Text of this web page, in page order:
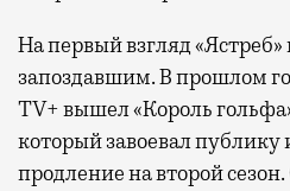
На первый взгляд
запоздавшим. В прошлом
TV+ вышел «Король
который завоевал публику
продление на второй